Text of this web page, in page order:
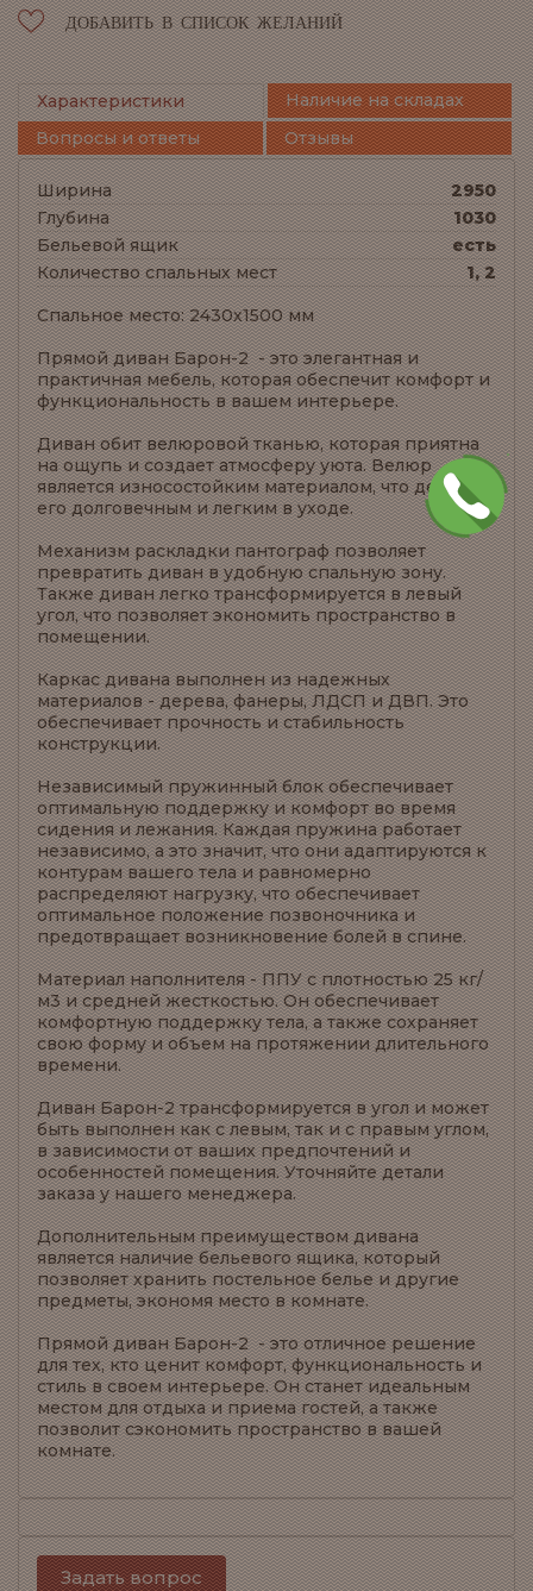
ДОБАВИТЬ В СПИСОК ЖЕЛАНИЙ
Характеристики
Наличие на складах
Вопросы и ответы
Отзывы
Ширина
2950
Глубина
1030
Бельевой ящик
есть
Количество спальных мест
1, 2
Спальное место: 2430х1500 мм
Прямой диван Барон-2 - это элегантная и
практичная мебель, которая обеспечит комфорт и
функциональность в вашем интерьере.
Диван обит велюровой тканью, которая приятна
на ощупь и создает атмосферу уюта. Велюр
является износостойким материалом, что делает
его долговечным и легким в уходе.
Механизм раскладки пантограф позволяет
превратить диван в удобную спальную зону.
Также диван легко трансформируется в левый
угол, что позволяет экономить пространство в
помещении.
Каркас дивана выполнен из надежных
материалов - дерева, фанеры, ЛДСП и ДВП. Это
обеспечивает прочность и стабильность
конструкции.
Независимый пружинный блок обеспечивает
оптимальную поддержку и комфорт во время
сидения и лежания. Каждая пружина работает
независимо, а это значит, что они адаптируются к
контурам вашего тела и равномерно
распределяют нагрузку, что обеспечивает
оптимальное положение позвоночника и
предотвращает возникновение болей в спине.
Материал наполнителя - ППУ с плотностью 25 кг/
м3 и средней жесткостью. Он обеспечивает
комфортную поддержку тела, а также сохраняет
свою форму и объем на протяжении длительного
времени.
Диван Барон-2 трансформируется в угол и может
быть выполнен как с левым, так и с правым углом,
в зависимости от ваших предпочтений и
особенностей помещения. Уточняйте детали
заказа у нашего менеджера.
Дополнительным преимуществом дивана
является наличие бельевого ящика, который
позволяет хранить постельное белье и другие
предметы, экономя место в комнате.
Прямой диван Барон-2 - это отличное решение
для тех, кто ценит комфорт, функциональность и
стиль в своем интерьере. Он станет идеальным
местом для отдыха и приема гостей, а также
позволит сэкономить пространство в вашей
комнате.
Задать вопрос